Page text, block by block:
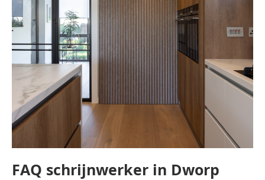
FAQ schrijnwerker in Dworp